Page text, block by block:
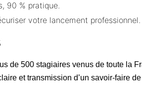
90 % pratique.
votre lancement professionnel.
de 500 stagiaires venus de toute la
et transmission d’un savoir-faire